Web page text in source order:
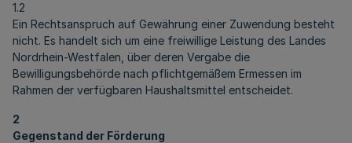
1.2
Ein Rechtsanspruch auf Gewährung einer Zuwendung besteht
nicht. Es handelt sich um eine freiwillige Leistung des Landes
Nordrhein-Westfalen, über deren Vergabe die
Bewilligungsbehörde nach pflichtgemäßem Ermessen im
Rahmen der verfügbaren Haushaltsmittel entscheidet.
2
Gegenstand der Förderung